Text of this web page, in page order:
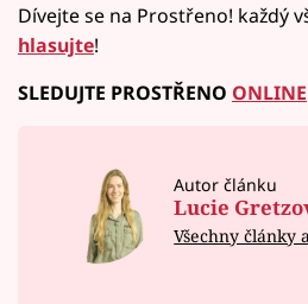
Dívejte se na Prostřeno! každý
hlasujte!
SLEDUJTE PROSTŘENO ONLINE
Autor článku
Lucie
Všechny články